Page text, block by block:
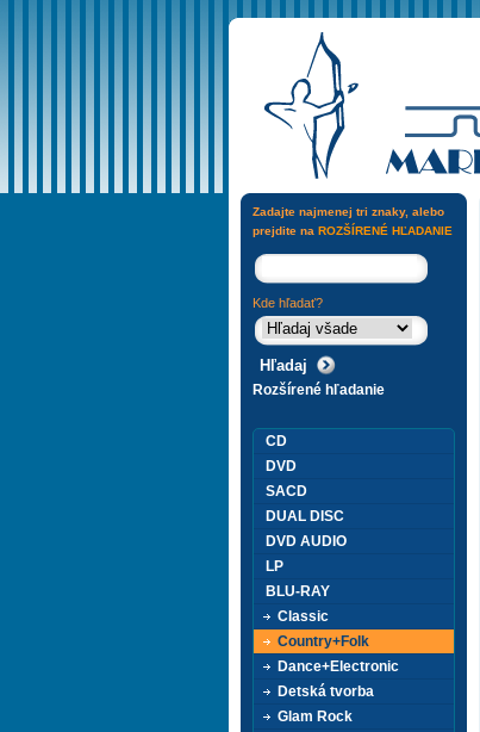
Zadajte najmenej tri znaky, alebo
prejdite na ROZŠÍRENÉ HĽADANIE
Kde hľadať?
Rozšírené hľadanie
CD
DVD
SACD
DUAL DISC
DVD AUDIO
LP
BLU-RAY
Classic
Country+Folk
Dance+Electronic
Detská tvorba
Glam Rock